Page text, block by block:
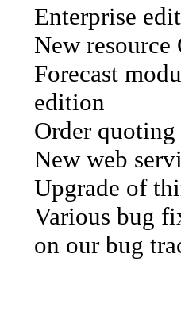
Enterprise
New
Forecast
edition
Order quoting
New web
Upgrade of
Various bug
on our bug